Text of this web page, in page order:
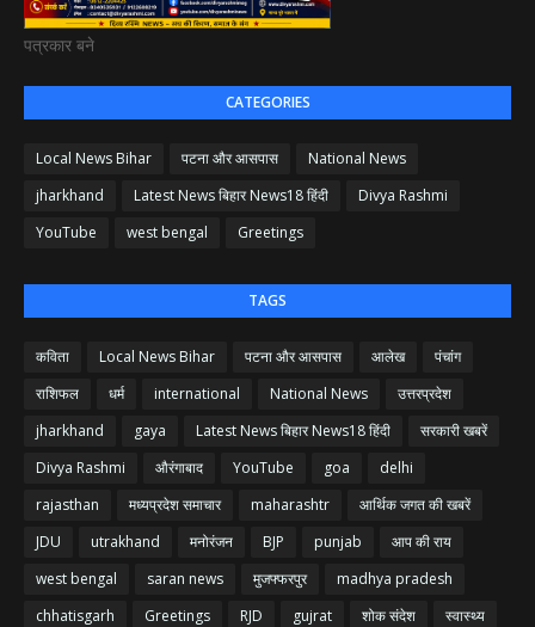
पत्रकार बने
CATEGORIES
Local News Bihar पटना और आसपास
National News
jharkhand
Latest News बिहार News18 हिंदी
Divya Rashmi
YouTube
west bengal Greetings
TAGS
कविता Local News Bihar पटना और आसपास आलेख
पंचांग
राशिफल
धर्म international National News
उत्तरप्रदेश
jharkhand
gaya Latest News बिहार News18 हिंदी
सरकारी खबरें
Divya Rashmi
औरंगाबाद YouTube goa
delhi
rajasthan
मध्यप्रदेश समाचार maharashtr
आर्थिक जगत की खबरें
JDU
utrakhand मनोरंजन BJP punjab
आप की राय
west bengal
saran news मुजफ्फरपुर
madhya pradesh
chhatisgarh
Greetings RJD gujrat शोक संदेश
स्वास्थ्य